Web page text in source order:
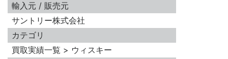
輸入元 / 販売元
サントリー株式会社
カテゴリ
買取実績一覧 > ウィスキー